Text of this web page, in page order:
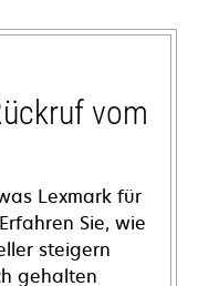
vom
Lexmark für
Sie, wie
steigern
gehalten